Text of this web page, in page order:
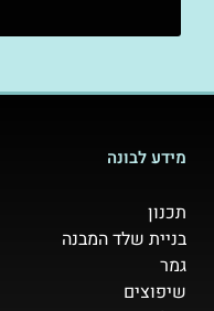
מידע לבונה
תכנון
בניית שלד המבנה
גמר
שיפוצים